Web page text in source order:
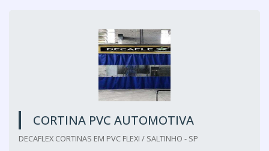
CORTINA PVC AUTOMOTIVA
DECAFLEX CORTINAS EM PVC FLEXI / SALTINHO - SP